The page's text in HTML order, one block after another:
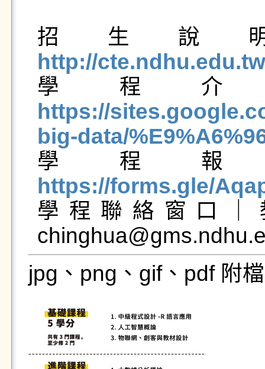
招生說
http://
學程
https://
big-data/
學程
https://forms.gle/
學程聯絡窗口
jpg、png、gif、pdf 附